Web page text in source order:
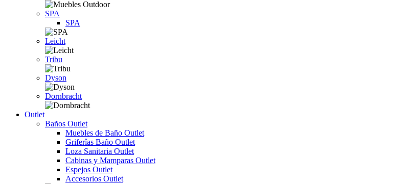
SPA
SPA
Leicht
Tribu
Dyson
Dornbracht
Outlet
Baños Outlet
Muebles de Baño Outlet
Griferîas Baño Outlet
Loza Sanitaria Outlet
Cabinas y Mamparas Outlet
Espejos Outlet
Accesorios Outlet